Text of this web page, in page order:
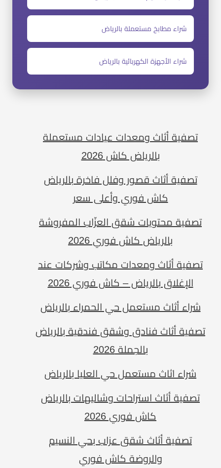
شراء مطابخ مستعملة بالرياض
شراء الأجهزة الكهربائية بالرياض
تصفية أثاث ومعدات عيادات مستعملة
بالرياض كاش 2026
تصفية أثاث قصور وفلل فاخرة بالرياض
كاش فوري وأعلى سعر
تصفية محتويات شقق العزّاب المفروشة
بالرياض كاش فوري 2026
تصفية أثاث ومعدات مكاتب وشركات عند
الإغلاق بالرياض – كاش فوري 2026
شراء أثاث مستعمل حي الحمراء بالرياض
تصفية أثاث فنادق وشقق فندقية بالرياض
بالجملة 2026
شراء اثاث مستعمل حي العليا بالرياض
تصفية أثاث استراحات وشاليهات بالرياض
كاش فوري 2026
تصفية أثاث شقق عزاب بحي النسيم
والروضة كاش فوري